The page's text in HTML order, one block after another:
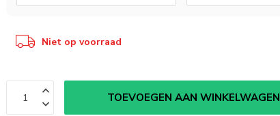
Niet op voorraad
TOEVOEGEN AAN WINKELWAGEN